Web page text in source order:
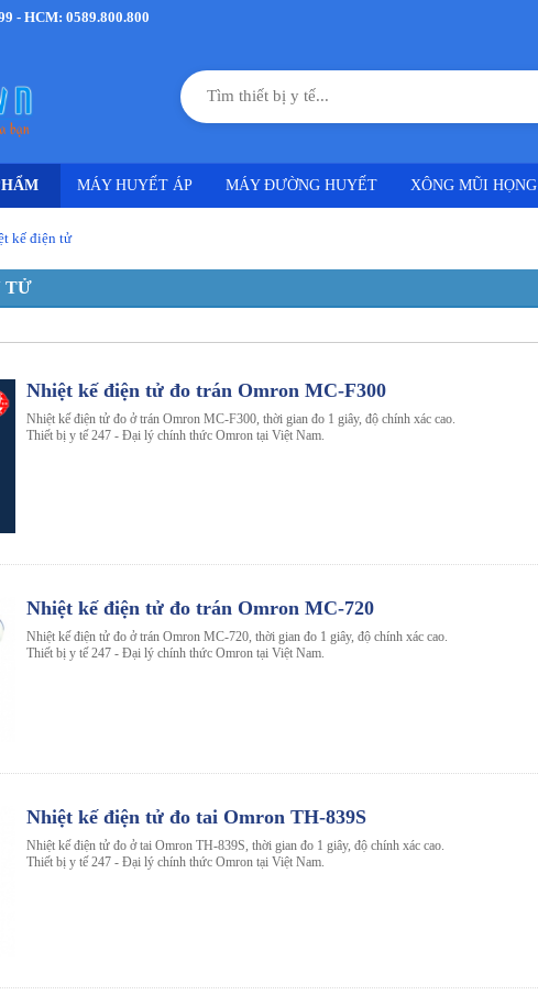
- HCM: 0589.800.800
MÁY HUYẾT ÁP MÁY ĐƯỜNG HUYẾT XÔNG MŨI HỌNG
kế điện tử
TỬ
Nhiệt kế điện tử đo trán Omron MC-F300
Nhiệt kế điện tử đo ở trán Omron MC-F300, thời gian đo 1 giây, độ chính xác cao.
Thiết bị y tế 247 - Đại lý chính thức Omron tại Việt Nam.
Nhiệt kế điện tử đo trán Omron MC-720
Nhiệt kế điện tử đo ở trán Omron MC-720, thời gian đo 1 giây, độ chính xác cao.
Thiết bị y tế 247 - Đại lý chính thức Omron tại Việt Nam.
Nhiệt kế điện tử đo tai Omron TH-839S
Nhiệt kế điện tử đo ở tai Omron TH-839S, thời gian đo 1 giây, độ chính xác cao.
Thiết bị y tế 247 - Đại lý chính thức Omron tại Việt Nam.